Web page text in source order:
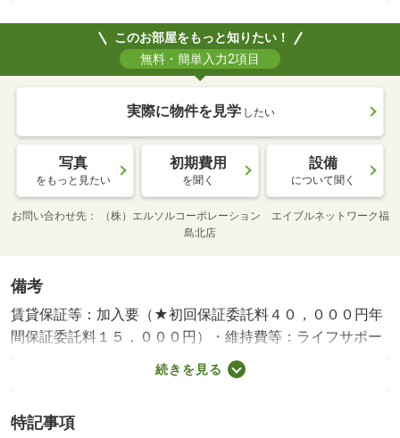
このお部屋をもっと知りたい！
無料・簡単入力2項目
実際に物件を見学 したい
写真
をもっと見たい
初期費用
を聞く
設備
について聞く
お問い合わせ先
（株）エルソルコーポレーション エイブルネットワーク福
島北店
備考
賃貸保証等：加入要（★初回保証委託料４０，０００円年
間保証委託料１５，０００円）・維持費等：ライフサポー
ト（Ｊ）２，２００円／月・月々のお家賃が４．５万円以
下のお部屋です。電子キー・ＴＶインターフォン・ウォシ
可能でお得です。・バイク置場：なし・駐輪場：なし・仲
続きを見る
特記事項